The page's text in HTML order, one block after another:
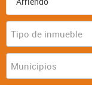
Tipo de inmueble
Municipios